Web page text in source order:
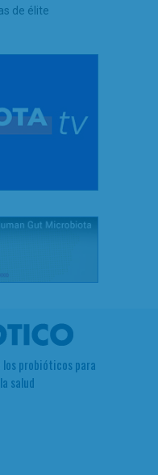
de élite
probióticos para
salud